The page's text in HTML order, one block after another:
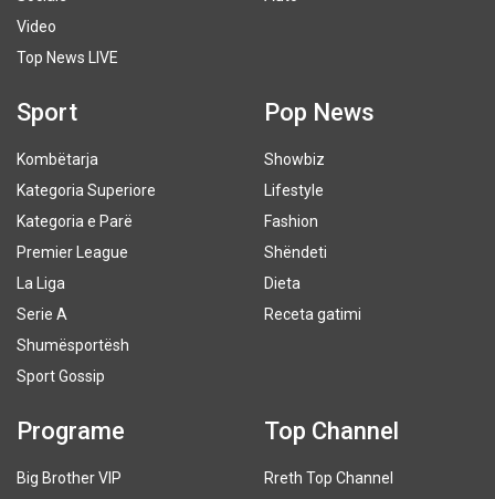
Video
Top News LIVE
Sport
Kombëtarja
Kategoria Superiore
Kategoria e Parë
Premier League
La Liga
Serie A
Shumësportësh
Sport Gossip
Pop News
Showbiz
Lifestyle
Fashion
Shëndeti
Dieta
Receta gatimi
Programe
Big Brother VIP
Top Channel
Rreth Top Channel